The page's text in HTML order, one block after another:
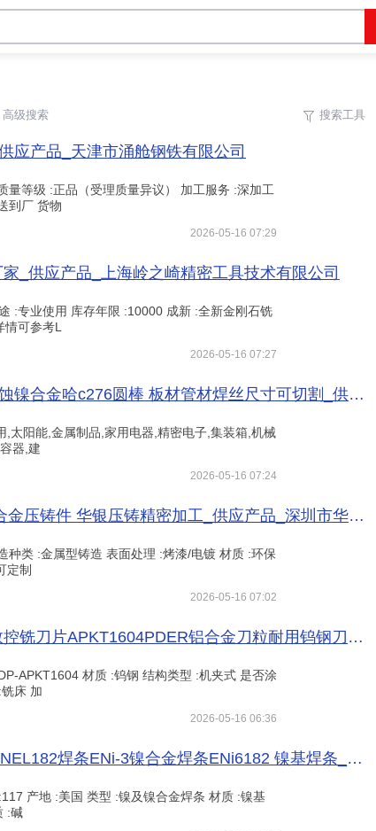
高级搜索 搜索工具
确定
应产品_天津市涌舱钢铁有限公司
量等级 :正品（受理质量异议） 加工服务 :深加工
到厂 货物
2026-05-16 07:29
_供应产品_上海岭之崎精密工具技术有限公司
:专业使用 库存年限 :10000 成新 :全新金刚石铣
可参考L
2026-05-16 07:27
现货哈氏合金C276圆钢 耐蚀镍合金哈c276圆棒 板材管材焊丝尺寸可切割_供应产品_无锡佳诺特钢有限公司
太阳能,金属制品,家用电器,精密电子,集装箱,机械
器,建
2026-05-16 07:24
津南锌合金压铸 录音笔锌合金压铸件 华银压铸精密加工_供应产品_深圳市华银精密制品有限公司
种类 :金属型铸造 表面处理 :烤漆/电镀 材质 :环保
定制
2026-05-16 07:02
耐用钨钢刀粒数控铣刀片数控铣刀片APKT1604PDER铝合金刀粒耐用钨钢刀粒016_供应产品_常州锐治工具有限公司
APKT1604 材质 :钨钢 结构类型 :机夹式 是否涂
床 加
2026-05-16 06:36
美国超合金焊条 美国INCONEL182焊条ENi-3镍合金焊条ENi6182 镍基焊条_供应产品_广泰焊材（山东）有限公司
产地 :美国 类型 :镍及镍合金焊条 材质 :镍基
:碱